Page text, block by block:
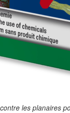
les planaires